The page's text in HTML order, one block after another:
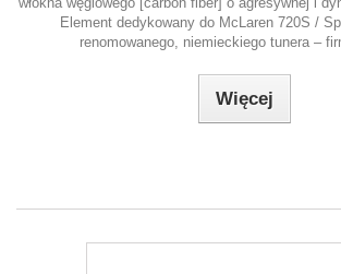
Element dedykowany do McLaren 720S /
renomowanego, niemieckiego tunera –
Więcej